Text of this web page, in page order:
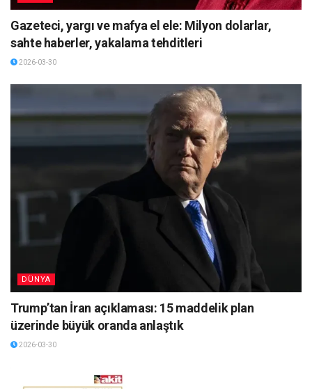
Gazeteci, yargı ve mafya el ele: Milyon dolarlar,
sahte haberler, yakalama tehditleri
2026-03-30
DÜNYA
Trump’tan İran açıklaması: 15 maddelik plan
üzerinde büyük oranda anlaştık
2026-03-30